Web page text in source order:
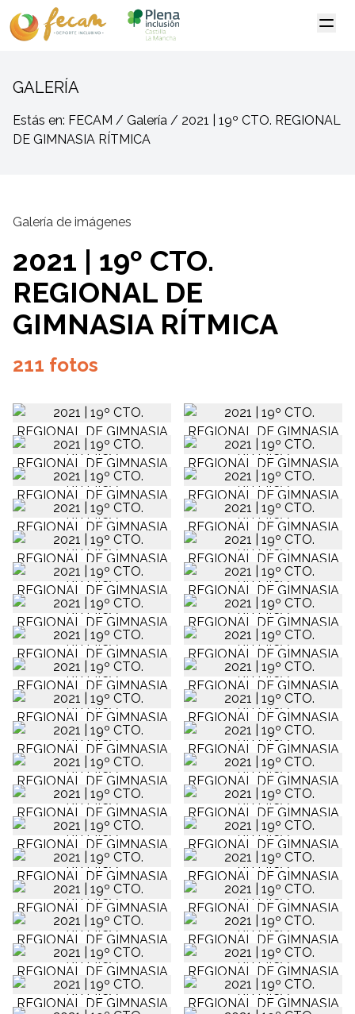
GALERÍA
Estás en: FECAM / Galería / 2021 | 19º CTO. REGIONAL
DE GIMNASIA RÍTMICA
Galería de imágenes
2021 | 19º CTO.
REGIONAL DE
GIMNASIA RÍTMICA
211 fotos